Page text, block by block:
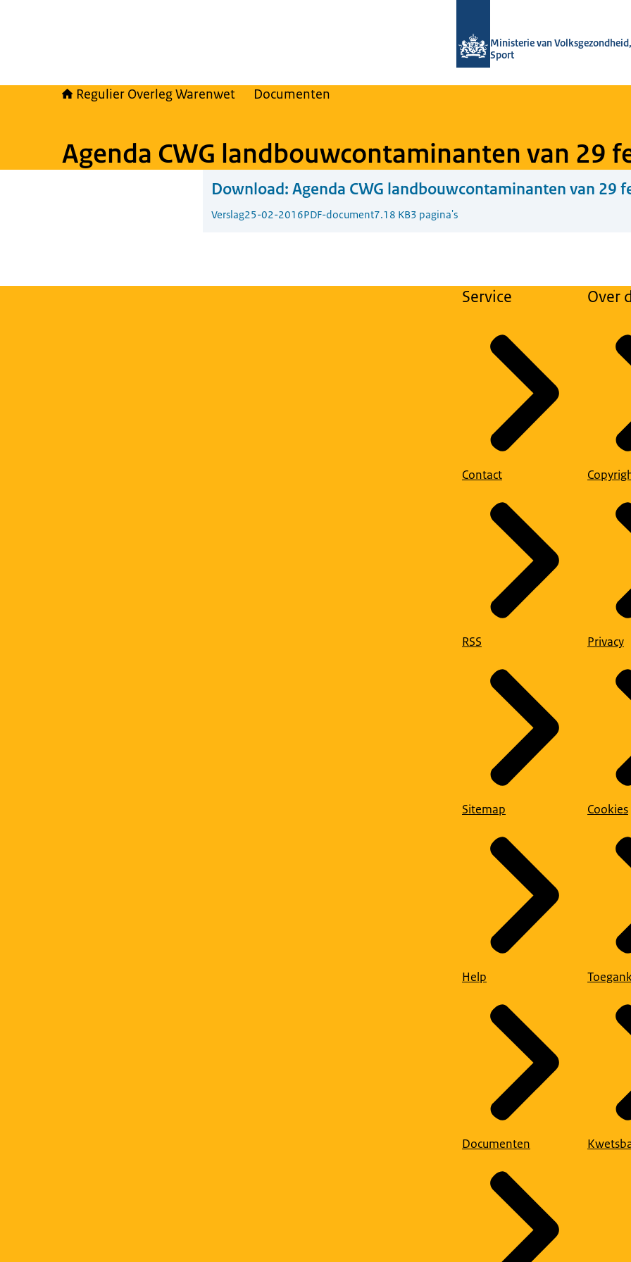
Ministerie van
Sport
Regulier Overleg Warenwet Documenten
Agenda CWG landbouwcontaminanten van 29
Download: Agenda CWG landbouwcontaminanten van 29
Verslag25-02-2016PDF-document7.18 KB3 pagina's
Service
Contact
RSS
Sitemap
Help
Documenten
Over
Privacy
Cookies